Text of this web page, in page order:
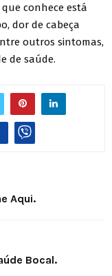
conhece está
dor de cabeça
outros sintomas,
de saúde.
Aqui.
Bocal.